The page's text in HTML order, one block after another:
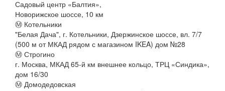
Садовый центр «Балтия»,
Новорижское шоссе, 10 км
Ⓜ Котельники
"Белая Дача", г. Котельники, Дзержинское шоссе, вл. 7/7
(500 м от МКАД рядом с магазином IKEA) дом №28
Ⓜ Строгино
г. Москва, МКАД 65-й км внешнее кольцо, ТРЦ «Синдика»,
дом 16/30
Ⓜ Домодедовская